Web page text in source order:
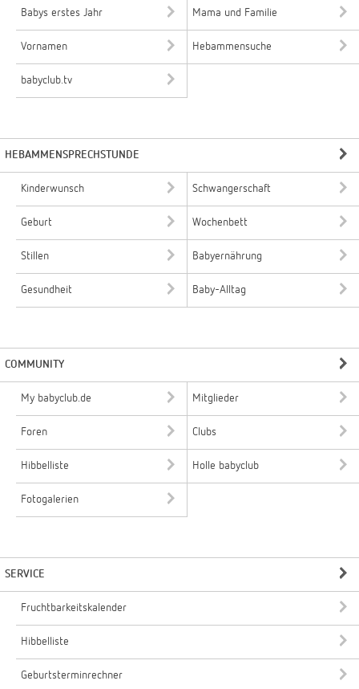
Babys erstes Jahr Mama und Familie
Vornamen Hebammensuche
babyclub.tv
HEBAMMENSPRECHSTUNDE
Kinderwunsch Schwangerschaft
Geburt Wochenbett
Stillen Babyernährung
Gesundheit Baby-Alltag
COMMUNITY
My babyclub.de Mitglieder
Foren Clubs
Hibbelliste Holle babyclub
Fotogalerien
SERVICE
Fruchtbarkeitskalender
Hibbelliste
Geburtsterminrechner